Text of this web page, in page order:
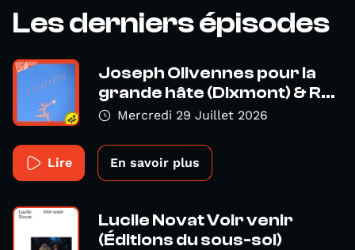
Les derniers épisodes
Joseph Olivennes pour la
grande hâte (Dixmont) & R...
Mercredi 29 Juillet 2026
Lire En savoir plus
Lucile Novat Voir venir
(Éditions du sous-sol)